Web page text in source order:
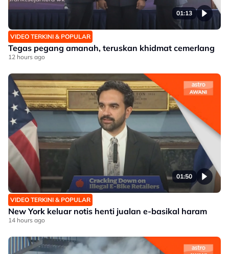
01:13
VIDEO TERKINI & POPULAR
Tegas pegang amanah, teruskan khidmat cemerlang
12 hours ago
01:50
VIDEO TERKINI & POPULAR
New York keluar notis henti jualan e-basikal haram
14 hours ago